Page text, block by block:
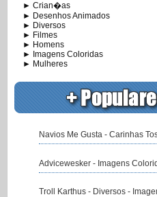
► Crian�as
► Desenhos Animados
► Diversos
► Filmes
► Homens
► Imagens Coloridas
► Mulheres
Navios Me Gusta - Carinhas
Advicewesker - Imagens
Troll Karthus - Diversos -